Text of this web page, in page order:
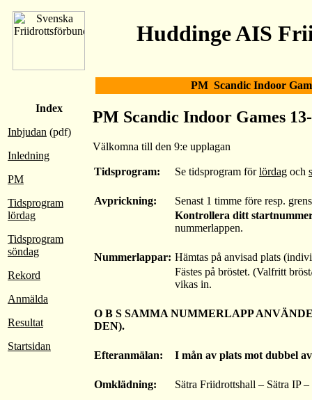
Huddinge AIS
Index
Inbjudan (pdf)
Inledning
PM
Tidsprogram
lördag
Tidsprogram
söndag
Rekord
Anmälda
Resultat
Startsidan
PM Scandic Indoor
PM Scandic Indoor Games
Välkomna till den 9:e upplagan
Tidsprogram: Se tidsprogram förlördag och
Avprickning:
Senast 1 timme före resp.
Kontrollera ditt
nummerlappen.
Nummerlappar: Hämtas på anvisad plats
Fästes på bröstet. (Valfritt
vikas in.
O B S SAMMA NUMMERLAPP
DEN).
Efteranmälan: I mån av plats mot dubbel
Omklädning: Sätra Friidrottshall – Sätra IP